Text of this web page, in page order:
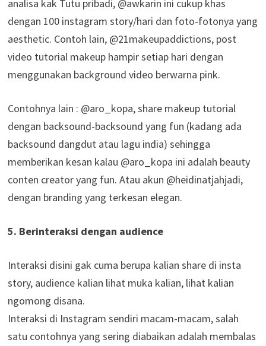
analisa kak Tutu pribadi, @awkarin ini cukup khas
dengan 100 instagram story/hari dan foto-fotonya yang
aesthetic. Contoh lain, @21makeupaddictions, post
video tutorial makeup hampir setiap hari dengan
menggunakan background video berwarna pink.
Contohnya lain : @aro_kopa, share makeup tutorial
dengan backsound-backsound yang fun (kadang ada
backsound dangdut atau lagu india) sehingga
memberikan kesan kalau @aro_kopa ini adalah beauty
conten creator yang fun. Atau akun @heidinatjahjadi,
dengan branding yang terkesan elegan.
5. Berinteraksi dengan audience
Interaksi disini gak cuma berupa kalian share di insta
story, audience kalian lihat muka kalian, lihat kalian
ngomong disana.
Interaksi di Instagram sendiri macam-macam, salah
satu contohnya yang sering diabaikan adalah membalas